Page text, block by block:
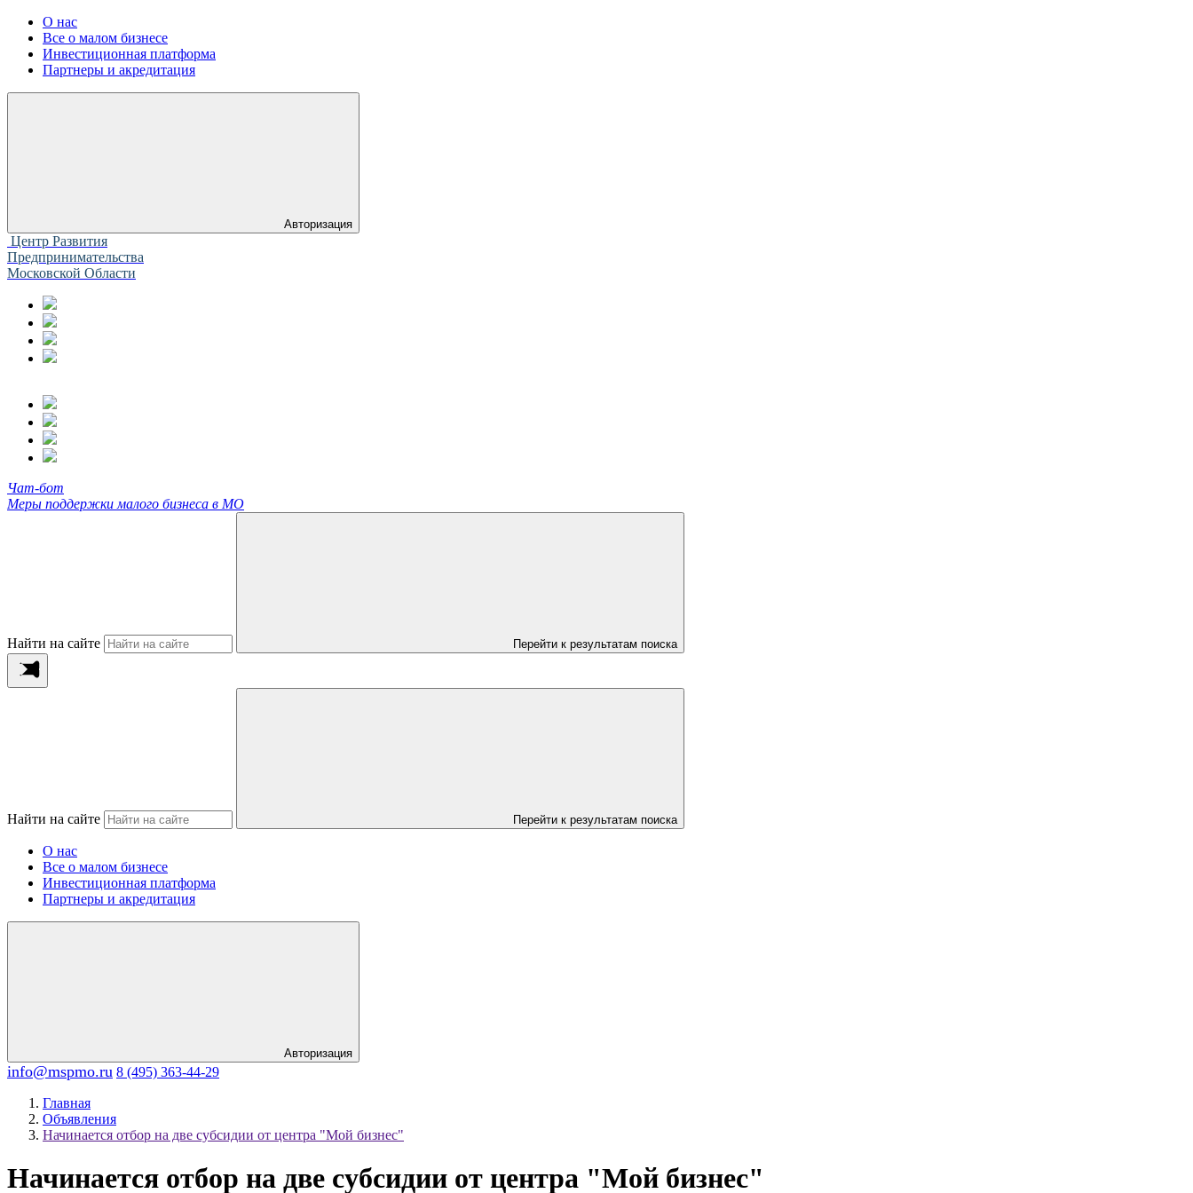
О нас
Все о малом бизнесе
Инвестиционная платформа
Партнеры и акредитация
Авторизация
Центр Развития
Предпринимательства
Московской Области
Чат-бот
Меры поддержки малого бизнеса в МО
Найти на сайте Перейти к результатам поиска
Найти на сайте Перейти к результатам поиска
О нас
Все о малом бизнесе
Инвестиционная платформа
Партнеры и акредитация
Авторизация
info@mspmo.ru 8 (495) 363-44-29
Главная
Объявления
Начинается отбор на две субсидии от центра "Мой бизнес"
Начинается отбор на две субсидии от центра "Мой бизнес"